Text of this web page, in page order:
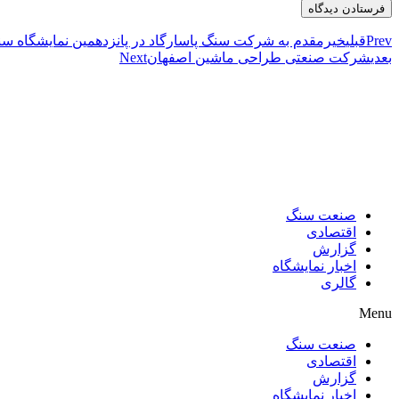
Prevقبلیخیرمقدم به شرکت سنگ پاسارگاد در پانزدهمین نمایشگاه
بعدیشرکت صنعتی طراحی ماشین اصفهانNext
صنعت سنگ
اقتصادی
گزارش
اخبار نمایشگاه
گالری
Menu
صنعت سنگ
اقتصادی
گزارش
اخبار نمایشگاه